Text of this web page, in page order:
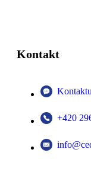
Kontakt
+420